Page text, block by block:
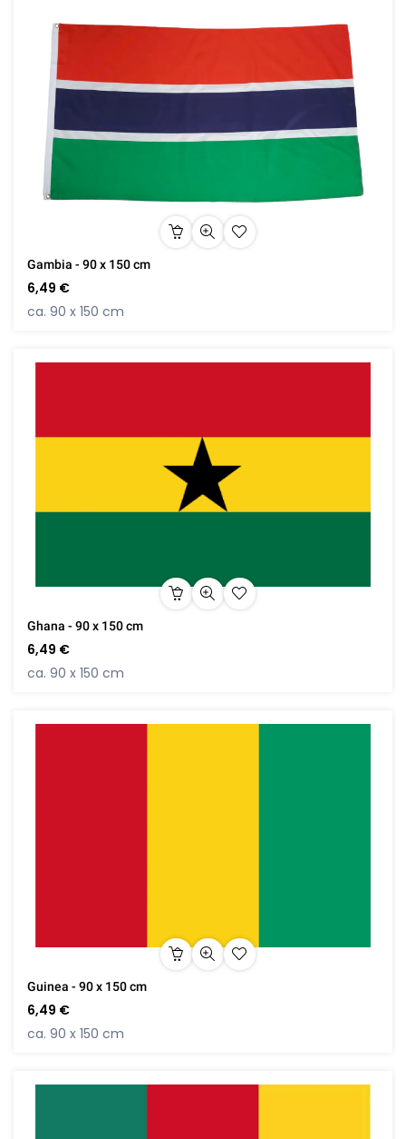
Gambia - 90 x 150 cm
6,49 €
ca. 90 x 150 cm
Ghana - 90 x 150 cm
6,49 €
ca. 90 x 150 cm
Guinea - 90 x 150 cm
6,49 €
ca. 90 x 150 cm